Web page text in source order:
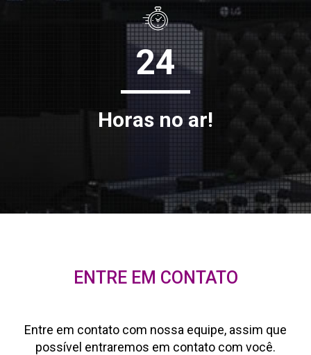
24
Horas no ar!
ENTRE EM CONTATO
Entre em contato com nossa equipe, assim que
possível entraremos em contato com você.